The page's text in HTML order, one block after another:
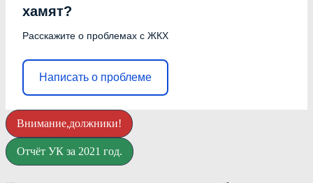
хамят?
Расскажите о проблемах с ЖКХ
Написать о проблеме
Внимание,должники!
Отчёт УК за 2021 год.